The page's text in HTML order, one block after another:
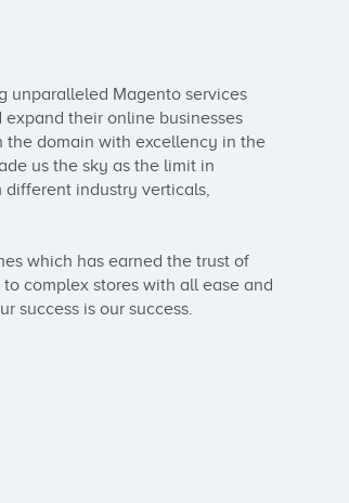
unparalleled Magento services
their online businesses
the domain with excellency in the
us the sky as the limit in
industry verticals,
which has earned the trust of
complex stores with all ease and
success is our success.